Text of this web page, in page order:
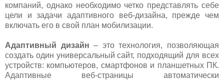
компаний, однако необходимо четко представлять себе
цели и задачи адаптивного веб-дизайна, прежде чем
включать его в свой план мобилизации.
Адаптивный дизайн – это технология, позволяющая
создать один универсальный сайт, подходящий для всех
устройств: компьютеров, смартфонов и планшетных ПК.
Адаптивные веб-страницы автоматически